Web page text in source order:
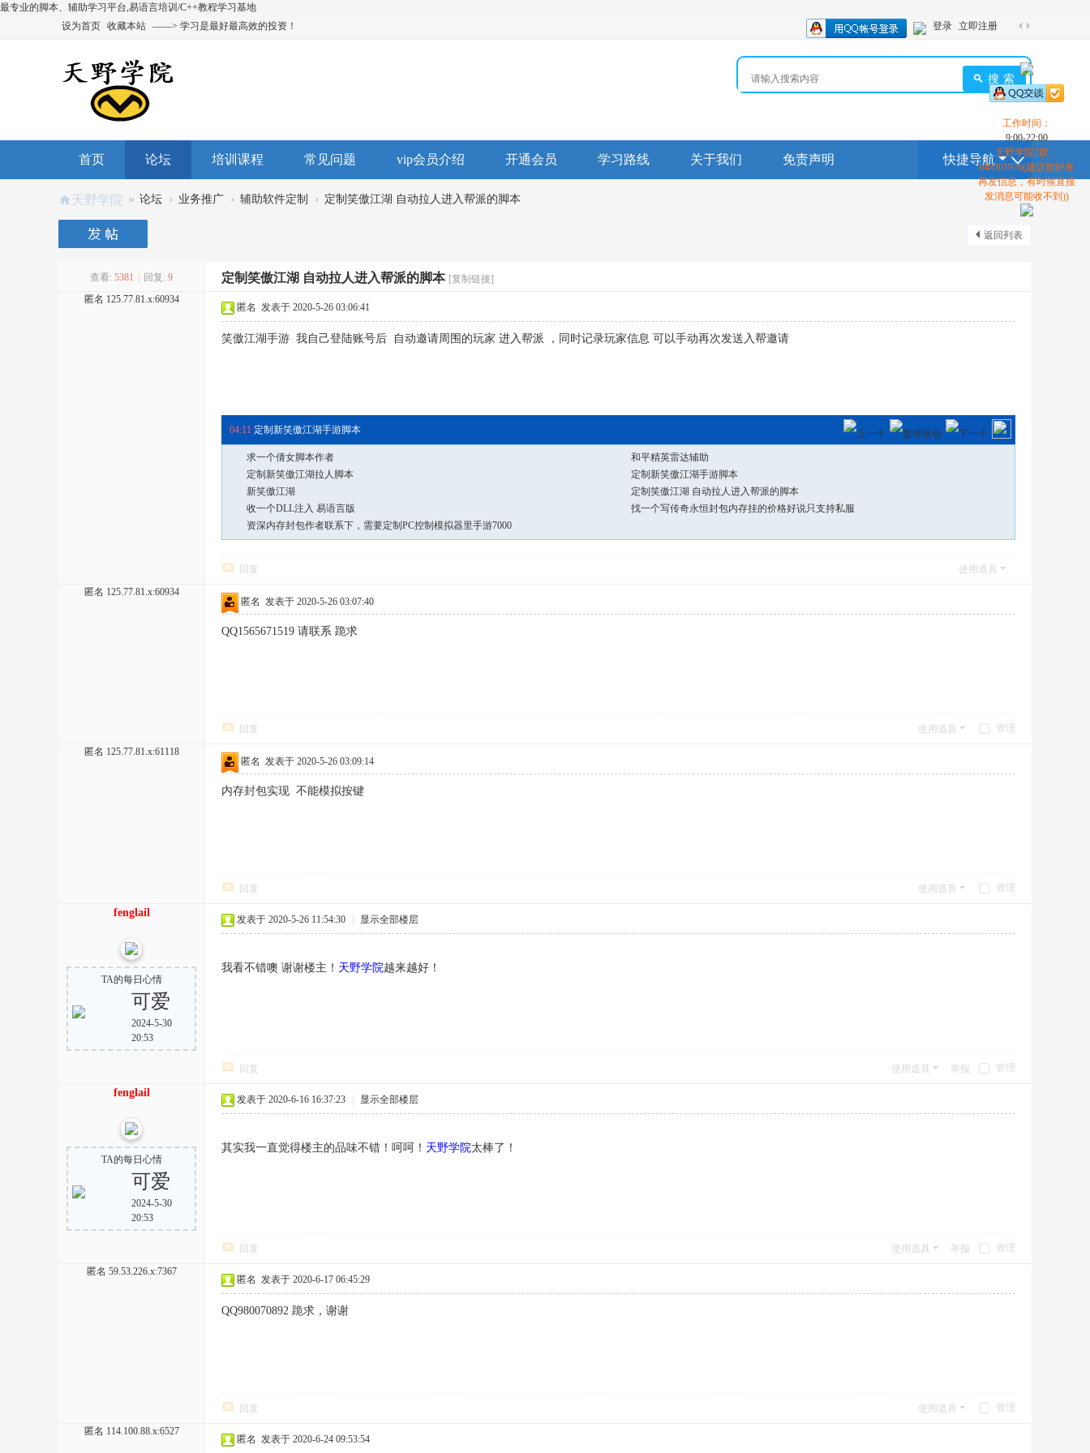
最专业的脚本、辅助学习平台,易语言培训/C++教程学习基地
设为首页 收藏本站 ——> 学习是最好最高效的投资！
换
到
宽
版
登录 立即注册
搜索
首页 论坛 培训课程 常见问题 vip会员介绍 开通会员 学习路线 关于我们 免责声明 快捷导航
天野学院 » 论坛 › 业务推广 › 辅助软件定制 › 定制笑傲江湖 自动拉人进入帮派的脚本
返回列表
查看: 5381 回复: 9 定制笑傲江湖 自动拉人进入帮派的脚本 [复制链接]
匿名 125.77.81.x:60934
匿名 发表于 2020-5-26 03:06:41
笑傲江湖手游 我自己登陆账号后 自动邀请周围的玩家 进入帮派 ，同时记录玩家信息 可以手动再次发送入帮邀请
04:11 定制新笑傲江湖手游脚本
求一个倩女脚本作者
和平精英雷达辅助
定制新笑傲江湖拉人脚本
定制新笑傲江湖手游脚本
新笑傲江湖
定制笑傲江湖 自动拉人进入帮派的脚本
收一个DLL注入 易语言版
找一个写传奇永恒封包内存挂的价格好说只支持私服
资深内存封包作者联系下，需要定制PC控制模拟器里手游7000
回复
使用道具
匿名 125.77.81.x:60934
匿名 发表于 2020-5-26 03:07:40
QQ1565671519 请联系 跪求
管理
回复
使用道具
匿名 125.77.81.x:61118
匿名 发表于 2020-5-26 03:09:14
内存封包实现 不能模拟按键
管理
回复 使用道具
fenglail
TA的每日心情
可爱
2024-5-30
20:53
发表于 2020-5-26 11:54:30 显示全部楼层
我看不错噢 谢谢楼主！ 天野学院越来越好！
管理
回复 使用道具 举报
fenglail
TA的每日心情
可爱
2024-5-30
20:53
发表于 2020-6-16 16:37:23 显示全部楼层
其实我一直觉得楼主的品味不错！呵呵！ 天野学院太棒了！
管理
回复 使用道具
举报
匿名 59.53.226.x:7367
匿名 发表于 2020-6-17 06:45:29
QQ980070892 跪求，谢谢
管理
回复
使用道具
匿名 114.100.88.x:6527
匿名 发表于 2020-6-24 09:53:54
工作时间：
9:00-22:00
天野学院2群：
648301976(建议加好友
再发信息，有时候直接
发消息可能收不到))